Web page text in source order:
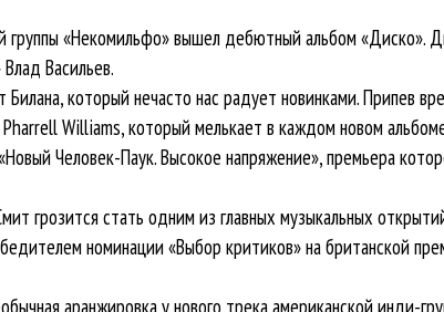
группы «Некомильфо» вышел дебютный альбом «Диско».
Васильев.
Билана, который нечасто нас радует новинками. Припев
Williams, который мелькает в каждом новом
Человек-Паук. Высокое напряжение», премьера
грозится стать одним из главных музыкальных
номинации «Выбор критиков» на британской
аранжировка у нового трека американской инди-